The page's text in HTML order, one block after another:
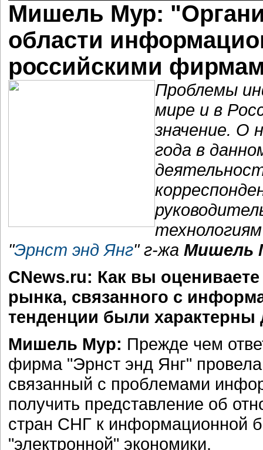
Мишель Мур:
области
российскими
Проблемы
мире и в
значение. О
года в
"Эрнст энд Янг" г-жа Мишель
CNews.ru: Как вы
рынка, связанного с
тенденции были
Мишель Мур: Прежде чем
фирма "Эрнст энд Янг"
связанный с проблемами
получить представление об
стран СНГ к информационной
"электронной" экономики.